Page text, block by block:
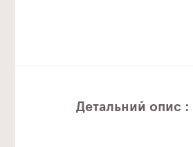
Детальний опис